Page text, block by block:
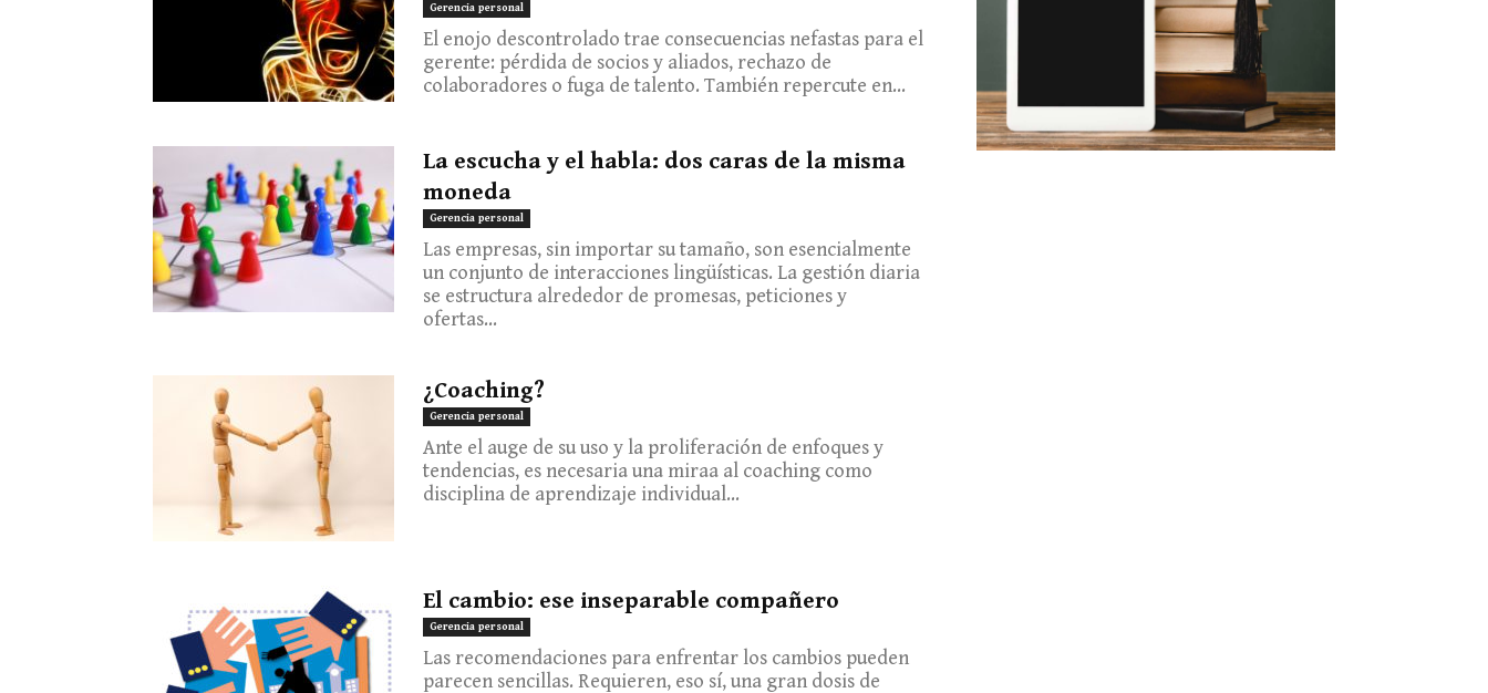
Gerencia personal
El enojo descontrolado trae consecuencias nefastas para el
gerente: pérdida de socios y aliados, rechazo de
colaboradores o fuga de talento. También repercute en...
La escucha y el habla: dos caras de la misma
moneda
Gerencia personal
Las empresas, sin importar su tamaño, son esencialmente
un conjunto de interacciones lingüísticas. La gestión diaria
se estructura alrededor de promesas, peticiones y
ofertas...
¿Coaching?
Gerencia personal
Ante el auge de su uso y la proliferación de enfoques y
tendencias, es necesaria una miraa al coaching como
disciplina de aprendizaje individual...
El cambio: ese inseparable compañero
Gerencia personal
Las recomendaciones para enfrentar los cambios pueden
parecen sencillas. Requieren, eso sí, una gran dosis de